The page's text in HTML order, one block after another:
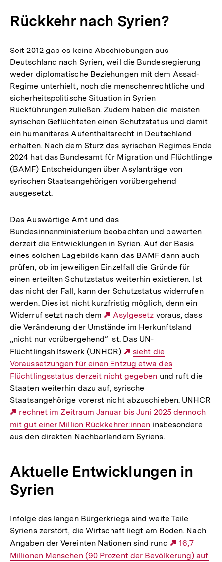
Rückkehr nach Syrien?
Seit 2012 gab es keine Abschiebungen aus
Deutschland nach Syrien, weil die Bundesregierung
weder diplomatische Beziehungen mit dem Assad-
Regime unterhielt, noch die menschenrechtliche und
sicherheitspolitische Situation in Syrien
Rückführungen zuließen. Zudem haben die meisten
syrischen Geflüchteten einen Schutzstatus und damit
ein humanitäres Aufenthaltsrecht in Deutschland
erhalten. Nach dem Sturz des syrischen Regimes Ende
2024 hat das Bundesamt für Migration und Flüchtlinge
(BAMF) Entscheidungen über Asylanträge von
syrischen Staatsangehörigen vorübergehend
ausgesetzt.
Das Auswärtige Amt und das
Bundesinnenministerium beobachten und bewerten
derzeit die Entwicklungen in Syrien. Auf der Basis
eines solchen Lagebilds kann das BAMF dann auch
prüfen, ob im jeweiligen Einzelfall die Gründe für
einen erteilten Schutzstatus weiterhin existieren. Ist
das nicht der Fall, kann der Schutzstatus widerrufen
werden. Dies ist nicht kurzfristig möglich, denn ein
Widerruf setzt nach dem
Externer
Link:
Asylgesetz voraus, dass
die Veränderung der Umstände im Herkunftsland
„nicht nur vorübergehend“ ist. Das UN-
Flüchtlingshilfswerk (UNHCR)
Externer
Link:
sieht die
Voraussetzungen für einen Entzug etwa des
Flüchtlingsstatus derzeit nicht gegeben und ruft die
Staaten weiterhin dazu auf, syrische
Staatsangehörige vorerst nicht abzuschieben. UNHCR
Externer
Link:
rechnet im Zeitraum Januar bis Juni 2025 dennoch
mit gut einer Million Rückkehrer:innen insbesondere
aus den direkten Nachbarländern Syriens.
Aktuelle Entwicklungen in
Syrien
Infolge des langen Bürgerkriegs sind weite Teile
Syriens zerstört, die Wirtschaft liegt am Boden. Nach
Angaben der Vereinten Nationen sind rund
Externer
Link:
16,7
Millionen Menschen (90 Prozent der Bevölkerung) auf